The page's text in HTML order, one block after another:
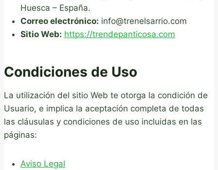
Huesca – España.
Correo electrónico: info@trenelsarrio.com
Sitio Web: https://trendepanticosa.com
Condiciones de Uso
La utilización del sitio Web te otorga la condición de
Usuario, e implica la aceptación completa de todas
las cláusulas y condiciones de uso incluidas en las
páginas:
Aviso Legal